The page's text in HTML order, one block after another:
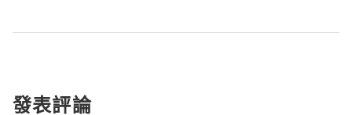
發表評論